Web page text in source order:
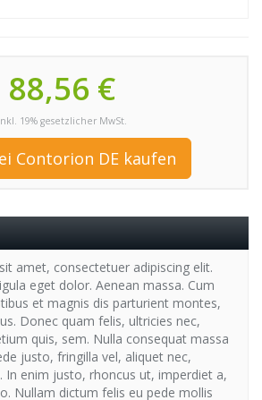
88,56 €
19% gesetzlicher MwSt.
Contorion DE kaufen
amet, consectetuer adipiscing elit.
eget dolor. Aenean massa. Cum
et magnis dis parturient montes,
Donec quam felis, ultricies nec,
quis, sem. Nulla consequat massa
justo, fringilla vel, aliquet nec,
In enim justo, rhoncus ut, imperdiet a,
Nullam dictum felis eu pede mollis